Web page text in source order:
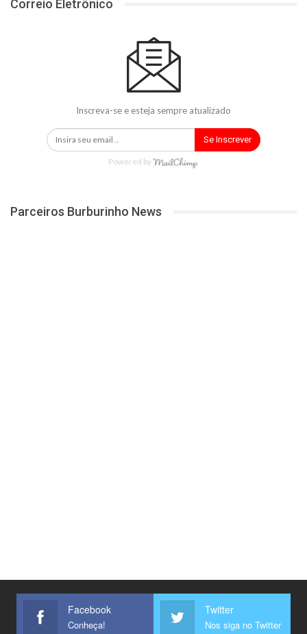
Correio Eletrônico
Inscreva-se e esteja sempre atualizado
Se Inscrever
Powered by
Parceiros Burburinho News
Facebook
Conheça!
Twitter
Nos siga no Twitter